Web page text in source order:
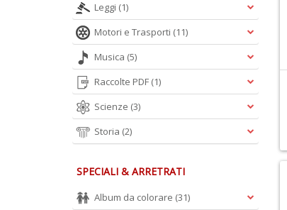
Leggi (1)
Motori e Trasporti (11)
Musica (5)
Raccolte PDF (1)
Scienze (3)
Storia (2)
SPECIALI & ARRETRATI
Album da colorare (31)